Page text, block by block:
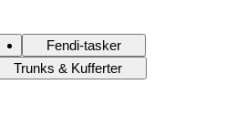
Fendi-tasker
Trunks & Kufferter